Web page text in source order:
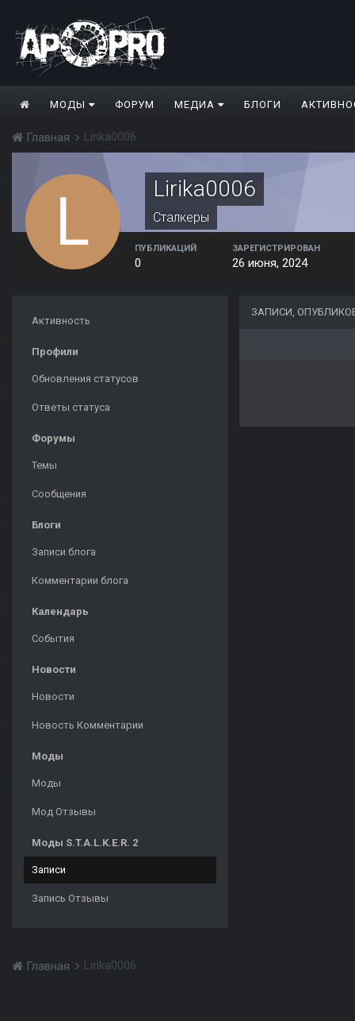
МОДЫ ФОРУМ МЕДИА БЛОГИ
Главная Lirika0006
Lirika0006
Сталкеры
ПУБЛИКАЦИЙ
0
ЗАРЕГИСТРИРОВАН
26 июня, 2024
Активность
Профили
Обновления статусов
Ответы статуса
Форумы
Темы
Сообщения
Блоги
Записи блога
Комментарии блога
Календарь
События
Новости
Новости
Новость Комментарии
Моды
Моды
Мод Отзывы
Моды S.T.A.L.K.E.R. 2
Записи
Запись Отзывы
ЗАПИСИ,
Главная Lirika0006